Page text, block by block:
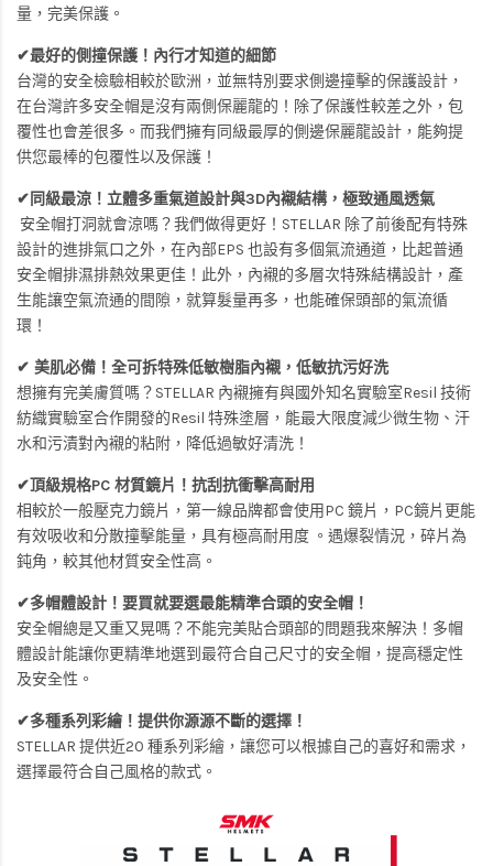
量，完美保護。
✔最好的側撞保護！內行才知道的細節
台灣的安全檢驗相較於歐洲，並無特別要求側邊撞擊的保護設計，
在台灣許多安全帽是沒有兩側保麗龍的！除了保護性較差之外，包
覆性也會差很多。而我們擁有同級最厚的側邊保麗龍設計，能夠提
供您最棒的包覆性以及保護！
✔同級最涼！立體多重氣道設計與3D內襯結構，極致通風透氣
安全帽打洞就會涼嗎？我們做得更好！STELLAR 除了前後配有特殊
設計的進排氣口之外，在內部EPS 也設有多個氣流通道，比起普通
安全帽排濕排熱效果更佳！此外，內襯的多層次特殊結構設計，產
生能讓空氣流通的間隙，就算髮量再多，也能確保頭部的氣流循
環！
✔ 美肌必備！全可拆特殊低敏樹脂內襯，低敏抗污好洗
想擁有完美膚質嗎？STELLAR 內襯擁有與國外知名實驗室Resil 技術
紡織實驗室合作開發的Resil 特殊塗層，能最大限度減少微生物、汗
水和污漬對內襯的粘附，降低過敏好清洗！
✔頂級規格PC 材質鏡片！抗刮抗衝擊高耐用
相較於一般壓克力鏡片，第一線品牌都會使用PC 鏡片，PC鏡片更能
有效吸收和分散撞擊能量，具有極高耐用度 。遇爆裂情況，碎片為
鈍角，較其他材質安全性高。
✔多帽體設計！要買就要選最能精準合頭的安全帽！
安全帽總是又重又晃嗎？不能完美貼合頭部的問題我來解決！多帽
體設計能讓你更精準地選到最符合自己尺寸的安全帽，提高穩定性
及安全性。
✔多種系列彩繪！提供你源源不斷的選擇！
STELLAR 提供近20 種系列彩繪，讓您可以根據自己的喜好和需求，
選擇最符合自己風格的款式。